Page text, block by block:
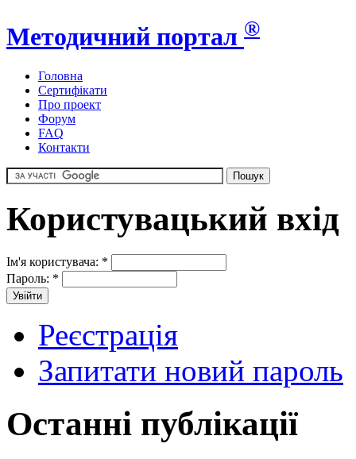
Методичний портал ®
Головна
Сертифікати
Про проект
Форум
FAQ
Контакти
Користувацький вхід
Ім'я користувача: *
Пароль: *
Реєстрація
Запитати новий пароль
Останні публікації